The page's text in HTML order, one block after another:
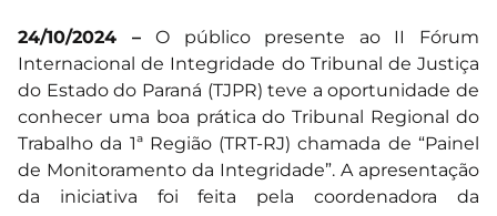
24/10/2024 –O público presente ao II Fórum
Internacional de Integridade do Tribunal de Justiça
do Estado do Paraná (TJPR) teve a oportunidade de
conhecer uma boa prática do Tribunal Regional do
Trabalho da 1ª Região (TRT-RJ) chamada de “Painel
de Monitoramento da Integridade”. A apresentação
da iniciativa foi feita pela coordenadora da